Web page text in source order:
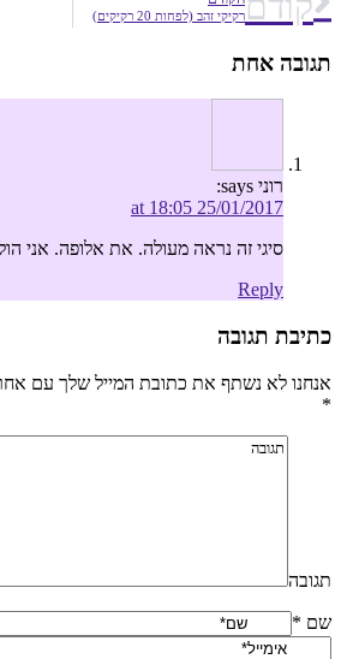
רקיקי זהב (לפחות 20 רקיקים)
תגובה אחת
רוני says:
25/01/2017 at 18:05
סיגי זה נראה מעולה. את אלופה. אני
Reply
כתיבת תגובה
אנחנו לא נשתף את כתובת המייל שלך עם
*
תגובה
שם *